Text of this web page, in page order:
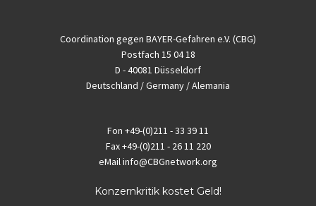
Coordination gegen BAYER-Gefahren e.V. (CBG)
Postfach 15 04 18
D - 40081 Düsseldorf
Deutschland / Germany / Alemania
Fon +49-(0)211 - 33 39 11
Fax+49-(0)211 - 26 11 220
eMailinfo@CBGnetwork.org
Konzernkritik kostet Geld!